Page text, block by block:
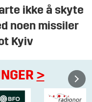
ikke å skyte
noen missiler
Kyiv
>